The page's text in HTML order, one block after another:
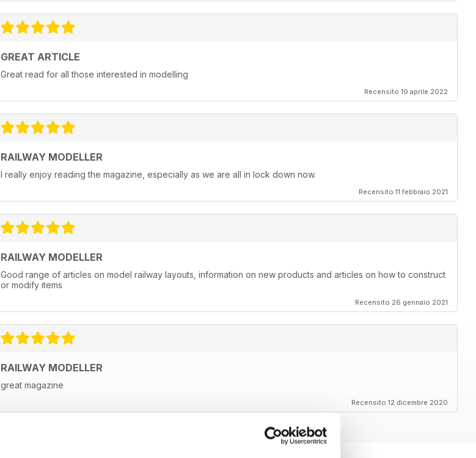
GREAT ARTICLE
Great read for all those interested in modelling
Recensito 19 aprile 2022
RAILWAY MODELLER
I really enjoy reading the magazine, especially as we are all in lock down now.
Recensito 11 febbraio 2021
RAILWAY MODELLER
Good range of articles on model railway layouts, information on new products and articles on how to construct
or modify items
Recensito 26 gennaio 2021
RAILWAY MODELLER
great magazine
Recensito 12 dicembre 2020